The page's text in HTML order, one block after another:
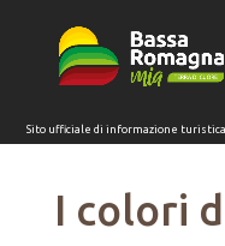
I colori